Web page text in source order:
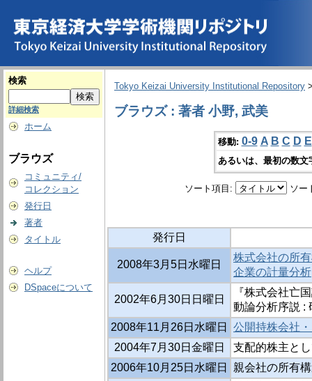
検索
詳細検索
ホーム
ブラウズ
コミュニティ/
コレクション
発行日
著者
タイトル
ヘルプ
DSpaceについて
Tokyo Keizai University Institutional Repository
ブラウズ : 著者 小野, 武美
移動: 0-9 A B C D E
あるいは、最初の数
ソート項目: ソー
発行日
2008年3月5日水曜日
株式会社の所
企業の計量分析
2002年6月30日日曜日
『株式会社亡
動論分析序説 :
2008年11月26日水曜日
公開持株会社
2004年7月30日金曜日
支配的株主と
2006年10月25日水曜日
親会社の所有